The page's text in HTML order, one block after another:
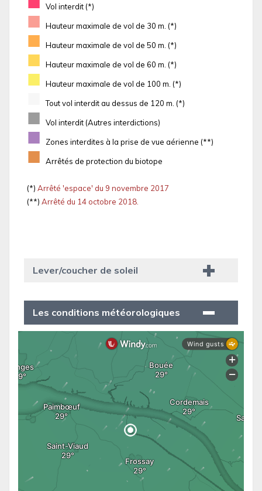
Vol interdit (*)
■ Hauteur maximale de vol de 30 m. (*)
■ Hauteur maximale de vol de 50 m. (*)
■ Hauteur maximale de vol de 60 m. (*)
■ Hauteur maximale de vol de 100 m. (*)
Tout vol interdit au dessus de 120 m. (*)
■ Vol interdit (Autres interdictions)
■ Zones interdites à la prise de vue aérienne (**)
■ Arrêtés de protection du biotope
(*) Arrêté 'espace' du 9 novembre 2017
(**) Arrêté du 14 octobre 2018.
Lever/coucher de soleil
Les conditions météorologiques